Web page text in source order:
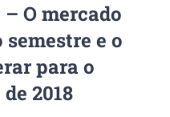
O mercado
e o
para o
2018